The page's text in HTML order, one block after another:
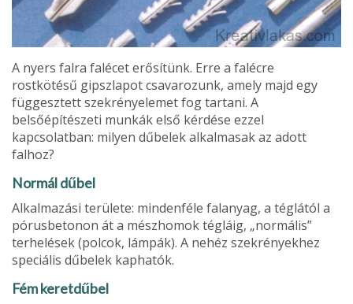
A nyers falra falécet erősítünk. Erre a falécre
rostkötésű gipsz­lapot csavarozunk, amely majd egy
függesztett szekrényelemet fog tar­tani. A
belsőépítészeti munkák első kérdése ezzel
kapcsolatban: milyen dűbelek alkalmasak az adott
falhoz?
Normál dűbel
Alkalmazási területe: mindenféle falanyag, a téglától a
pórus­betonon át a mészhomok tégláig, „normális”
terhelések (polcok, lám­pák). A nehéz szekrényekhez
speciális dűbelek kaphatók.
Fém keretdűbel